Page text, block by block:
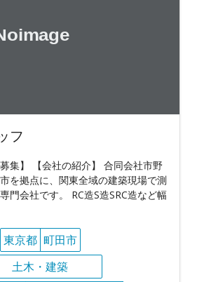
フ
集】 【会社の紹介】 合同会社市野
を拠点に、関東全域の建築現場で測
門会社です。 RC造S造SRC造など幅
東京都 町田市
土木・建築